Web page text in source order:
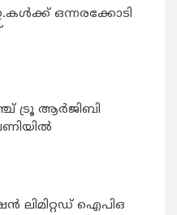
ഒന്നരക്കോടി
ട്രൂ ആർജിബി
ലിമിറ്റഡ് ഐപിഒ